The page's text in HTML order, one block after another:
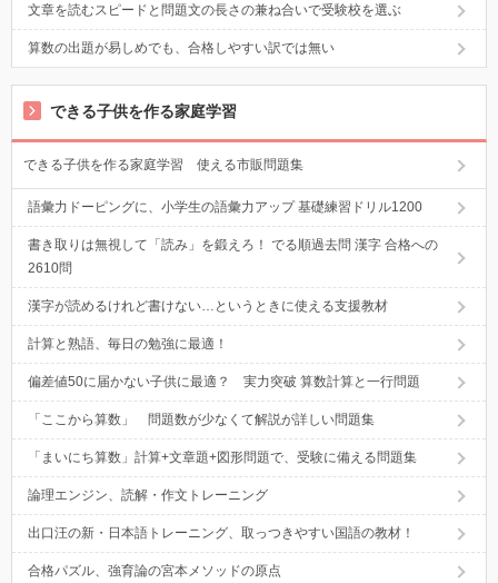
文章を読むスピードと問題文の長さの兼ね合いで受験校を選ぶ
算数の出題が易しめでも、合格しやすい訳では無い
できる子供を作る家庭学習
できる子供を作る家庭学習 使える市販問題集
語彙力ドーピングに、小学生の語彙力アップ 基礎練習ドリル1200
書き取りは無視して「読み」を鍛えろ！ でる順過去問 漢字 合格への
2610問
漢字が読めるけれど書けない…というときに使える支援教材
計算と熟語、毎日の勉強に最適！
偏差値50に届かない子供に最適？ 実力突破 算数計算と一行問題
「ここから算数」 問題数が少なくて解説が詳しい問題集
「まいにち算数」計算+文章題+図形問題で、受験に備える問題集
論理エンジン、読解・作文トレーニング
出口汪の新・日本語トレーニング、取っつきやすい国語の教材！
合格パズル、強育論の宮本メソッドの原点